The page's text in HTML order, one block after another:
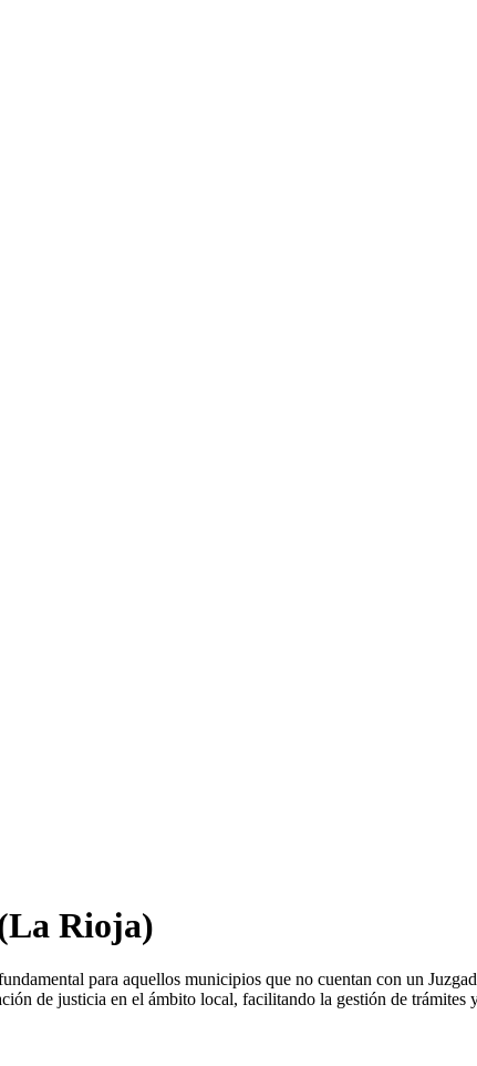
Rioja)
para aquellos municipios que no cuentan con un
de justicia en el ámbito local, facilitando la gestión de trámites